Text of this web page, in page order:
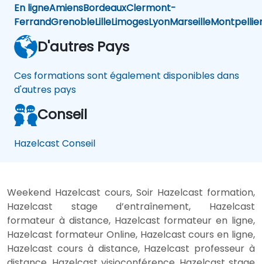
En ligneAmiensBordeauxClermont-
FerrandGrenobleLilleLimogesLyonMarseille
D'autres Pays
Ces formations sont également disponibles dans
d'autres pays
Conseil
Hazelcast Conseil
Weekend Hazelcast cours, Soir Hazelcast formation,
Hazelcast stage d’entraînement, Hazelcast
formateur à distance, Hazelcast formateur en ligne,
Hazelcast formateur Online, Hazelcast cours en ligne,
Hazelcast cours à distance, Hazelcast professeur à